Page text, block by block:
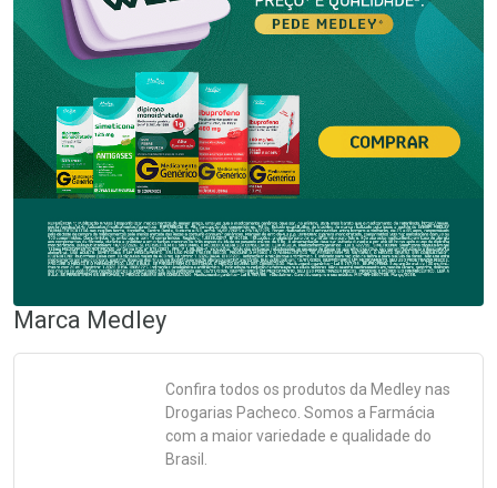
Marca Medley
Confira todos os produtos da Medleynas
Drogarias Pacheco. Somos a Farmácia
com a maior variedade e qualidade do
Brasil.